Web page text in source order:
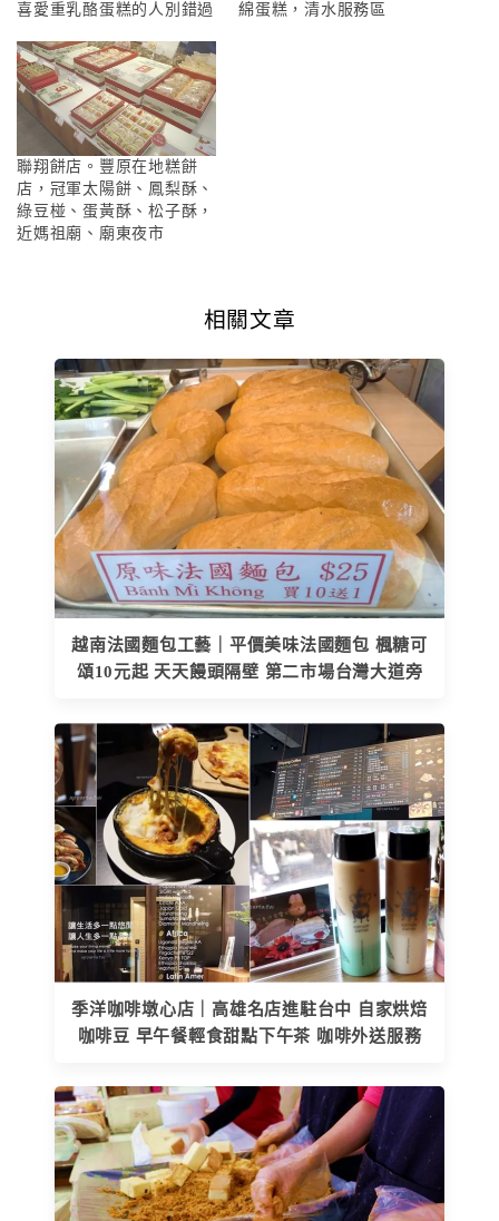
喜愛重乳酪蛋糕的人別錯過 綿蛋糕，清水服務區
聯翔餅店。豐原在地糕餅
店，冠軍太陽餅、鳳梨酥、
綠豆椪、蛋黃酥、松子酥，
近媽祖廟、廟東夜市
相關文章
越南法國麵包工藝｜平價美味法國麵包 楓糖可
頌10元起 天天饅頭隔壁 第二市場台灣大道旁
季洋咖啡墩心店｜高雄名店進駐台中 自家烘焙
咖啡豆 早午餐輕食甜點下午茶 咖啡外送服務